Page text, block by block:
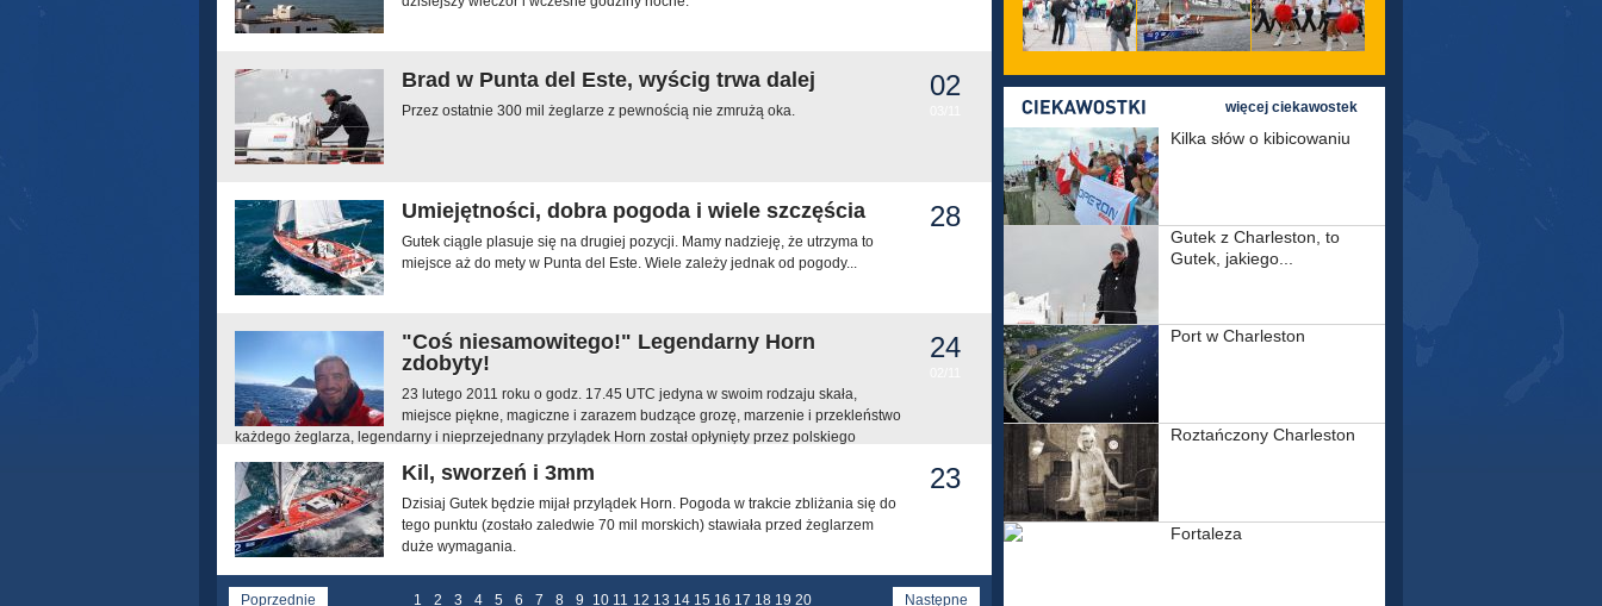
Brad w Punta del Este, wyścig trwa dalej
Przez ostatnie 300 mil żeglarze z pewnością nie zmrużą oka.
02
Umiejętności, dobra pogoda i wiele szczęścia
Gutek ciągle plasuje się na drugiej pozycji. Mamy nadzieję, że utrzyma to
miejsce aż do mety w Punta del Este. Wiele zależy jednak od pogody...
28
"Coś niesamowitego!" Legendarny Horn
zdobyty!
23 lutego 2011 roku o godz. 17.45 UTC jedyna w swoim rodzaju skała,
miejsce piękne, magiczne i zarazem budzące grozę, marzenie i przekleństwo
każdego żeglarza, legendarny i nieprzejednany przylądek Horn został opłynięty przez polskiego
żeglarza - Zbigniewa Gutkowskiego!
24
Kil, sworzeń i 3mm
Dzisiaj Gutek będzie mijał przylądek Horn. Pogoda w trakcie zbliżania się do
tego punktu (zostało zaledwie 70 mil morskich) stawiała przed żeglarzem
duże wymagania.
23
Poprzednie 1 2 3 4 5 6 7 8 9 10 11 12 13 14 15 16 17 18 19 20 Następne
więcej ciekawostek
Kilka słów o kibicowaniu
Gutek z Charleston, to
Gutek, jakiego...
Port w Charleston
Roztańczony Charleston
Fortaleza